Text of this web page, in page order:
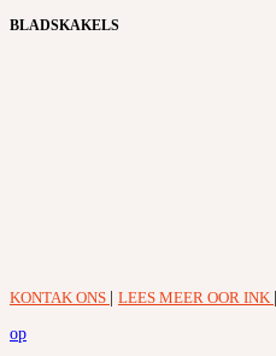
BLADSKAKELS
KONTAK ONS LEES MEER OOR INK
op